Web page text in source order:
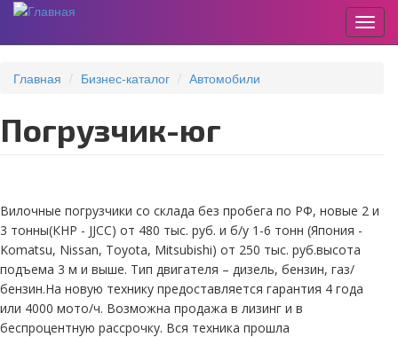
основному
Главная Бизнес-каталог Автомобили
погрузчик-юг
Вилочные погрузчики со склада без пробега по РФ, новые 2 и
3 тонны(КНР - JJСС) от 480 тыс. руб. и б/у 1-6 тонн (Япония -
Komatsu, Nissan, Тoyota, Mitsubishi) от 250 тыс. руб.высота
подъема 3 м и выше. Тип двигателя – дизель, бензин, газ/
бензин.На новую технику предоставляется гарантия 4 года
или 4000 мото/ч. Возможна продажа в лизинг и в
беспроцентную рассрочку. Вся техника прошла